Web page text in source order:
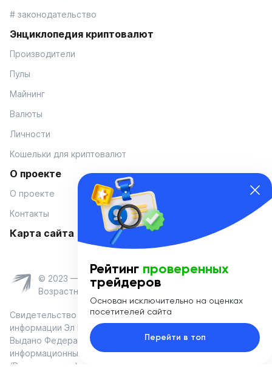
# законодательство
Энциклопедия криптовалют
Производители
Пулы
Майнинг
Валюты
Личности
Кошельки для криптовалют
О проекте
О проекте
Контакты
Карта сайта
© 2023 — Coinmania
Возрастное ограничение 16+
Свидетельство о регистрации средства массовой
информации Эл № ФС 77-74908 от «25» января 2019 г.
Выдано Федеральной службой по надзору в сфере связи,
информационных технологий и массовых коммуникаций
(Роскомнадзор)
Рейтинг проверенных
трейдеров
Основан исключительно на оценках
посетителей сайта
Перейти в топ